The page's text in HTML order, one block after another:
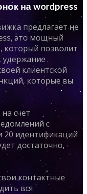
на wordpress
предлагает не
это мощный
который позволит
удержание
клиентской
которые вы
счет
с
20 идентификаций
достаточно,
контактные
вся